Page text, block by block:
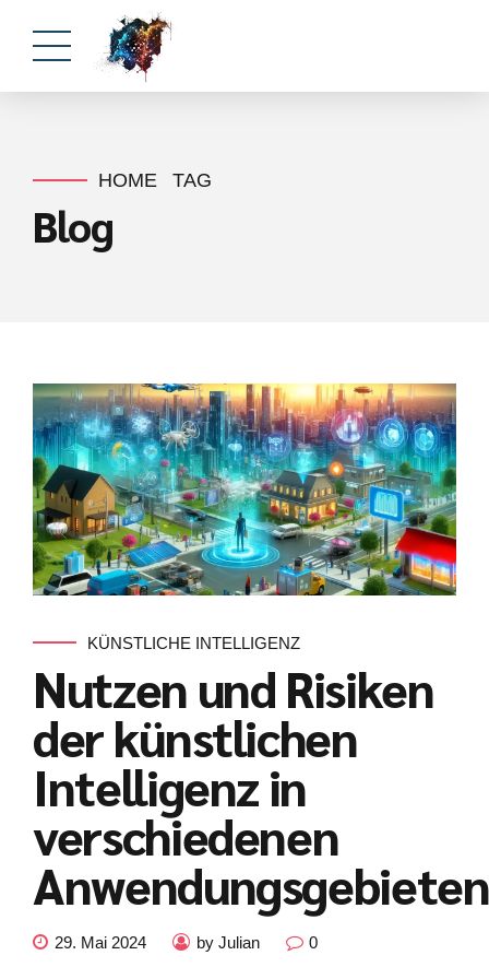
HOME TAG
Blog
KÜNSTLICHE INTELLIGENZ
Nutzen und Risiken
der künstlichen
Intelligenz in
verschiedenen
Anwendungsgebieten
29. Mai 2024 by Julian 0
Kundenbewertungen und Erfahrungen zu
julian-funke.de